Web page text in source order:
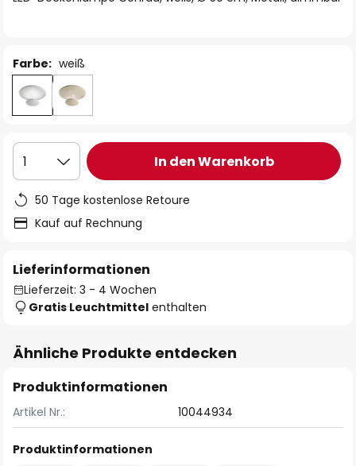
Farbe: weiß
1 In den Warenkorb
50 Tage kostenlose Retoure
Kauf auf Rechnung
Lieferinformationen
Lieferzeit: 3 - 4 Wochen
Gratis Leuchtmittel enthalten
Ähnliche Produkte entdecken
Produktinformationen
Artikel Nr.: 10044934
Produktinformationen